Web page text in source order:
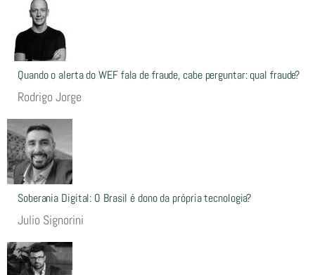
Quando o alerta do WEF fala de fraude, cabe perguntar: qual fraude?
Rodrigo Jorge
Soberania Digital: O Brasil é dono da própria tecnologia?
Julio Signorini